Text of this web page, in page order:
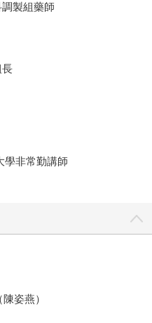
製組藥師
長
學非常勤講師
姿燕）